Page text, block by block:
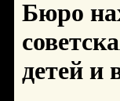
Бюро
детей и